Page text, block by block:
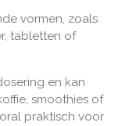
vormen, zoals
tabletten of
en kan
smoothies of
praktisch voor